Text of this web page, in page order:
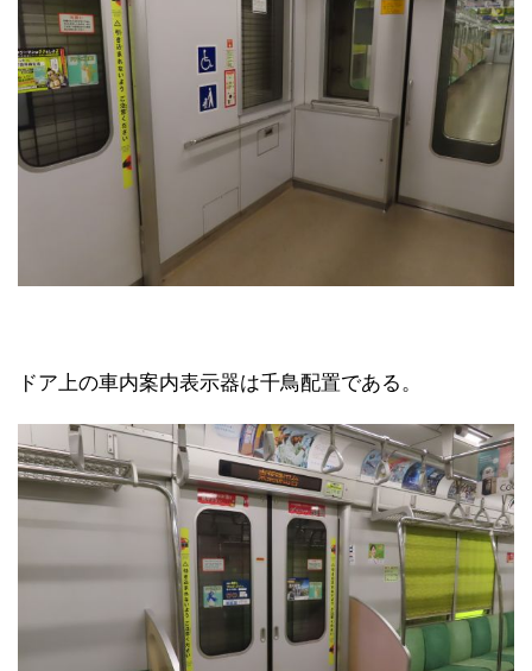
ドア上の車内案内表示器は千鳥配置である。